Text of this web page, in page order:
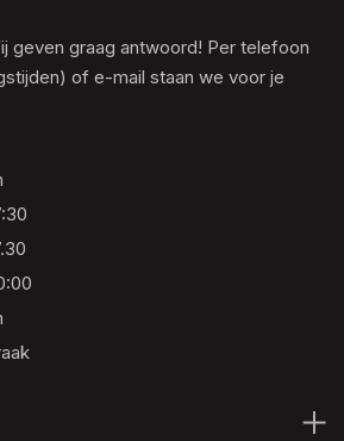
geven graag antwoord! Per telefoon
of e-mail staan we voor je